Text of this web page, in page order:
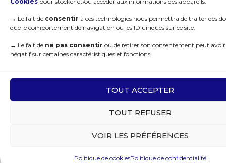
→ Le fait de consentir à ces technologies nous permettra de traiter des
que le comportement de navigation ou les ID uniques sur ce site.
→ Le fait de ne pas consentir ou de retirer son consentement peut
négatif sur certaines caractéristiques et fonctions.
TOUT ACCEPTER
TOUT REFUSER
VOIR LES PRÉFÉRENCES
Politique de cookiesPolitique de confidentialité